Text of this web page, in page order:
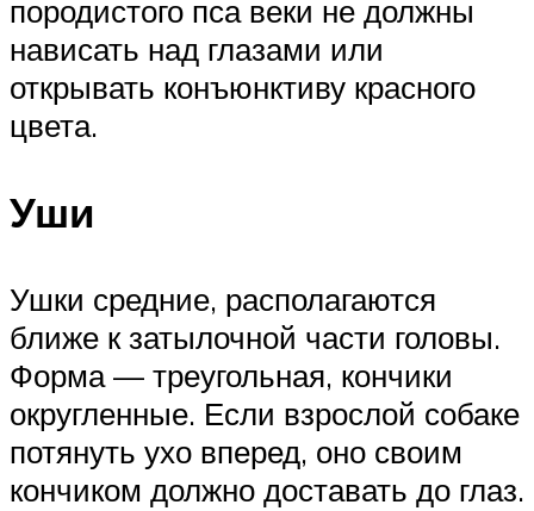
породистого пса веки не должны
нависать над глазами или
открывать конъюнктиву красного
цвета.
Уши
Ушки средние, располагаются
ближе к затылочной части головы.
Форма — треугольная, кончики
округленные. Если взрослой собаке
потянуть ухо вперед, оно своим
кончиком должно доставать до глаз.